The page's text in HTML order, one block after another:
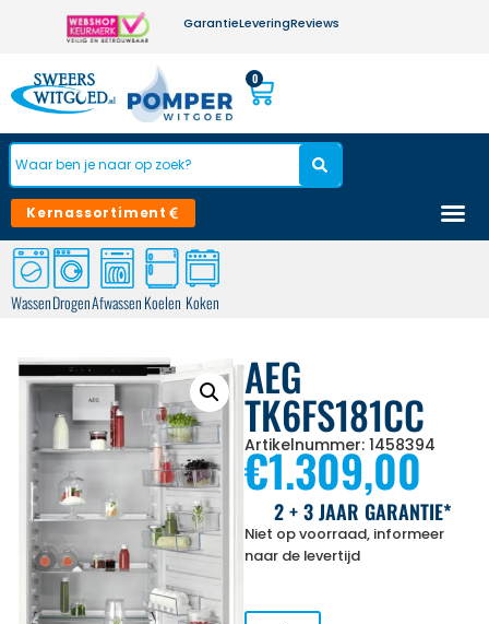
GarantieLeveringReviews
0
Kernassortiment
WassenDrogenAfwassenKoelen Koken
AEG
TK6FS181CC
Artikelnummer: 1458394
€1.309,00
2 + 3 JAAR GARANTIE*
Niet op voorraad, informeer
naar de levertijd